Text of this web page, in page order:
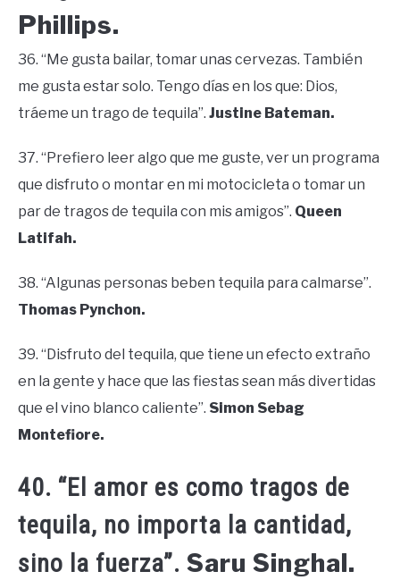
Phillips.
36. “Me gusta bailar, tomar unas cervezas. También
me gusta estar solo. Tengo días en los que: Dios,
tráeme un trago de tequila”. Justine Bateman.
37. “Prefiero leer algo que me guste, ver un programa
que disfruto o montar en mi motocicleta o tomar un
par de tragos de tequila con mis amigos”. Queen
Latifah.
38. “Algunas personas beben tequila para calmarse”.
Thomas Pynchon.
39. “Disfruto del tequila, que tiene un efecto extraño
en la gente y hace que las fiestas sean más divertidas
que el vino blanco caliente”. Simon Sebag
Montefiore.
40. “El amor es como tragos de
tequila, no importa la cantidad,
sino la fuerza”. Saru Singhal.